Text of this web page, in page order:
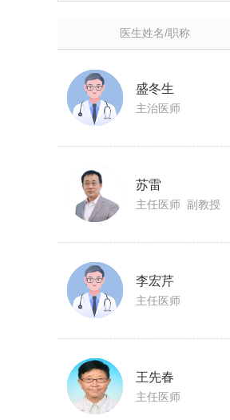
医生姓名/职称
盛冬生
主治医师
苏雷
主任医师 副教授
李宏芹
主任医师
王先春
主任医师